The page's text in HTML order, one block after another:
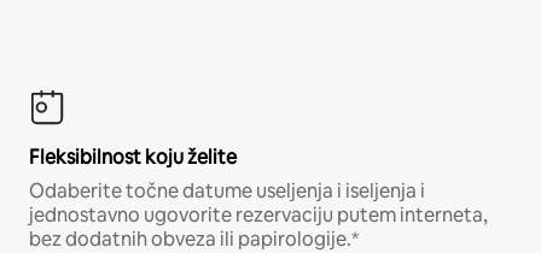
Fleksibilnost koju želite
Odaberite točne datume useljenja i iseljenja i
jednostavno ugovorite rezervaciju putem interneta,
bez dodatnih obveza ili papirologije.*